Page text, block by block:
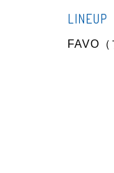
LINEUP
FAVO（